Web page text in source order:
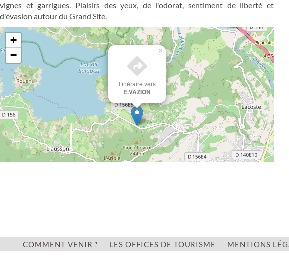
vignes et garrigues. Plaisirs des yeux, de l'odorat, sentiment de liberté et
d'évasion autour du Grand Site.
Itinéraire vers
E.VAZION
×
+
−
ACCÈS
Autoroute - A 750, sortie 57 : 2km
COMMENT VENIR ? LES OFFICES DE TOURISME MENTIONS